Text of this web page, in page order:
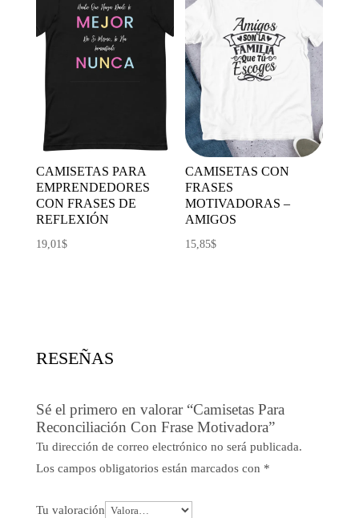
hasta
18,00$
CAMISETAS PARA
EMPRENDEDORES
CON FRASES DE
REFLEXIÓN
19,01$
CAMISETAS CON
FRASES
MOTIVADORAS –
AMIGOS
15,85$
RESEÑAS
Sé el primero en valorar “Camisetas Para
Reconciliación Con Frase Motivadora”
Tu dirección de correo electrónico no será publicada.
Los campos obligatorios están marcados con *
Tu valoración